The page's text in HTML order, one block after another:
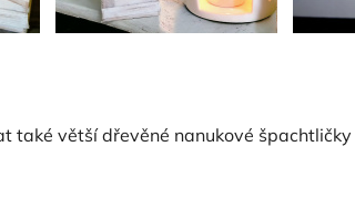
větší dřevěné nanukové